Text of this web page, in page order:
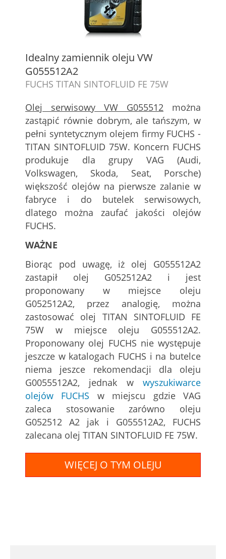
Idealny zamiennik oleju VW
G055512A2
FUCHS TITAN SINTOFLUID FE 75W
Olej serwisowy VW G055512 można
zastąpić równie dobrym, ale tańszym, w
pełni syntetycznym olejem firmy FUCHS -
TITAN SINTOFLUID 75W. Koncern FUCHS
produkuje dla grupy VAG (Audi,
Volkswagen, Skoda, Seat, Porsche)
większość olejów na pierwsze zalanie w
fabryce i do butelek serwisowych,
dlatego można zaufać jakości olejów
FUCHS.
WAŻNE
Biorąc pod uwagę, iż olej G055512A2
zastapił olej G052512A2 i jest
proponowany w miejsce oleju
G052512A2, przez analogię, można
zastosować olej TITAN SINTOFLUID FE
75W w miejsce oleju G055512A2.
Proponowany olej FUCHS nie występuje
jeszcze w katalogach FUCHS i na butelce
niema jeszce rekomendacji dla oleju
G0055512A2, jednak w wyszukiwarce
olejów FUCHS w miejscu gdzie VAG
zaleca stosowanie zarówno oleju
G052512 A2 jak i G055512A2, FUCHS
zalecana olej TITAN SINTOFLUID FE 75W.
WIĘCEJ O TYM OLEJU